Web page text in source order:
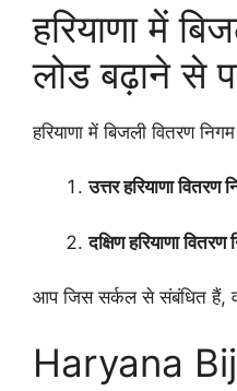
हरियाणा में
लोड बढ़ाने से
हरियाणा में बिजली वितरण
उत्तर हरियाणा
दक्षिण हरियाणा
आप जिस सर्कल से संबंधित हैं,
Haryana